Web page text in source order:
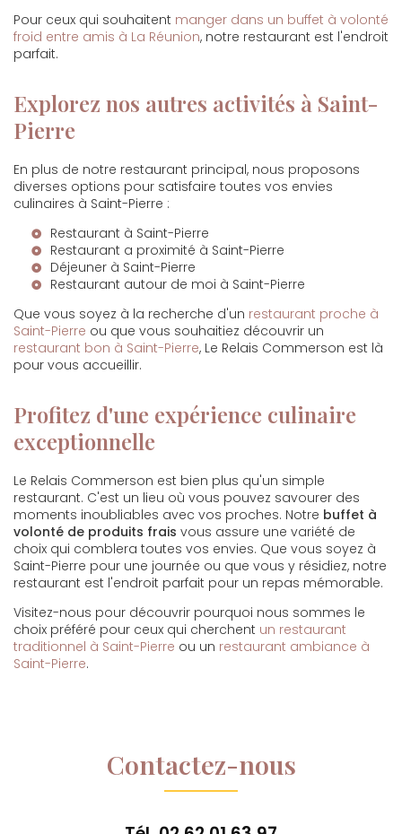
Pour ceux qui souhaitent manger dans un buffet à volonté
froid entre amis à La Réunion, notre restaurant est l'endroit
parfait.
Explorez nos autres activités à Saint-
Pierre
En plus de notre restaurant principal, nous proposons
diverses options pour satisfaire toutes vos envies
culinaires à Saint-Pierre :
Restaurant à Saint-Pierre
Restaurant a proximité à Saint-Pierre
Déjeuner à Saint-Pierre
Restaurant autour de moi à Saint-Pierre
Que vous soyez à la recherche d'un restaurant proche à
Saint-Pierre ou que vous souhaitiez découvrir un
restaurant bon à Saint-Pierre, Le Relais Commerson est là
pour vous accueillir.
Profitez d'une expérience culinaire
exceptionnelle
Le Relais Commerson est bien plus qu'un simple
restaurant. C'est un lieu où vous pouvez savourer des
moments inoubliables avec vos proches. Notre buffet à
volonté de produits frais vous assure une variété de
choix qui comblera toutes vos envies. Que vous soyez à
Saint-Pierre pour une journée ou que vous y résidiez, notre
restaurant est l'endroit parfait pour un repas mémorable.
Visitez-nous pour découvrir pourquoi nous sommes le
choix préféré pour ceux qui cherchent un restaurant
traditionnel à Saint-Pierre ou un restaurant ambiance à
Saint-Pierre.
Contactez-nous